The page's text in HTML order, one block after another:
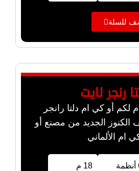
للسلة
رنجر لايت
لكم أو كي ام دلتا رانجر
الجديد من مصنع أو
ام الألماني
18 م